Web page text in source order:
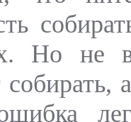
Но не